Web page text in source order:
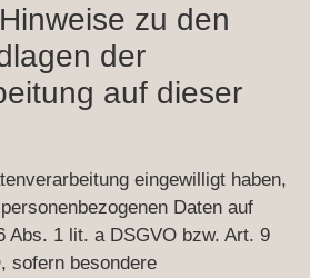
zu den
der
auf dieser
eingewilligt haben,
Daten auf
Abs. 1 lit. a DSGVO bzw. Art. 9
sofern besondere